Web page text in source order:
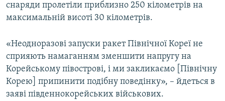
снаряди пролетіли приблизно 250 кілометрів на
максимальній висоті 30 кілометрів.
«Неодноразові запуски ракет Північної Кореї не
сприяють намаганням зменшити напругу на
Корейському півострові, і ми закликаємо [Північну
Корею] припинити подібну поведінку», – йдеться в
заяві південнокорейських військових.